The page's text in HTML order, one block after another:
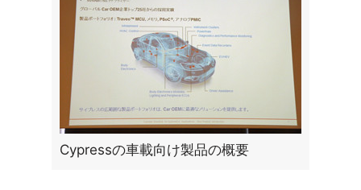
Cypressの車載向け製品の概要